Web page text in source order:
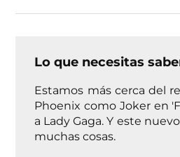
Lo que necesitas
Estamos más cerca del
Phoenix como Joker en
a Lady Gaga. Y este
muchas cosas.